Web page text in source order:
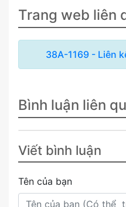
Trang web liên
38A-1169 - Liên
Bình luận liên
Viết bình luận
Tên của bạn